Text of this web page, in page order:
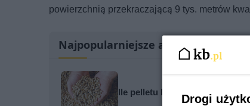
powierzchnią przekraczającą 9 tys. metrów
Najpopularniejsze artykuły
Ile pelletu kupić na zimę? Nie
Drogi